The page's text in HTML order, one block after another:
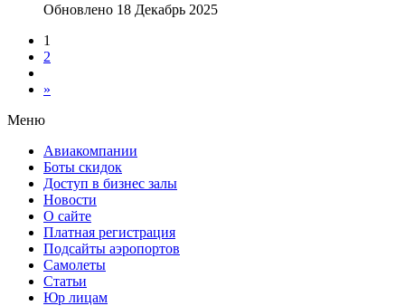
Обновлено 18 Декабрь 2025
1
2
»
Меню
Авиакомпании
Боты скидок
Доступ в бизнес залы
Новости
О сайте
Платная регистрация
Подсайты аэропортов
Самолеты
Статьи
Юр лицам